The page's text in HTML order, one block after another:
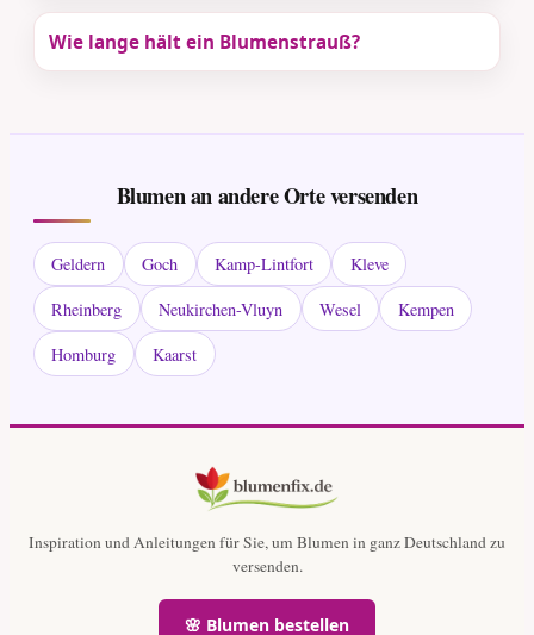
Wie lange hält ein Blumenstrauß?
Blumen an andere Orte versenden
Geldern Goch Kamp-Lintfort
Kleve
Rheinberg
Neukirchen-Vluyn Wesel
Kempen
Homburg
Kaarst
Inspiration und Anleitungen für Sie, um Blumen in ganz Deutschland zu
versenden.
🌸 Blumen bestellen